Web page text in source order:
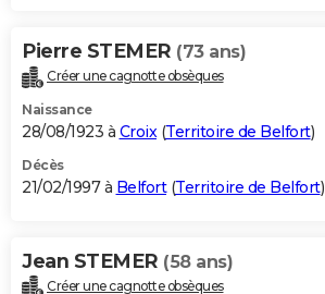
Pierre STEMER (73 ans)
Créer une cagnotte obsèques
Naissance
28/08/1923 à Croix (Territoire de Belfort)
Décès
21/02/1997 à Belfort(Territoire de Belfort)
Jean STEMER (58 ans)
Créer une cagnotte obsèques